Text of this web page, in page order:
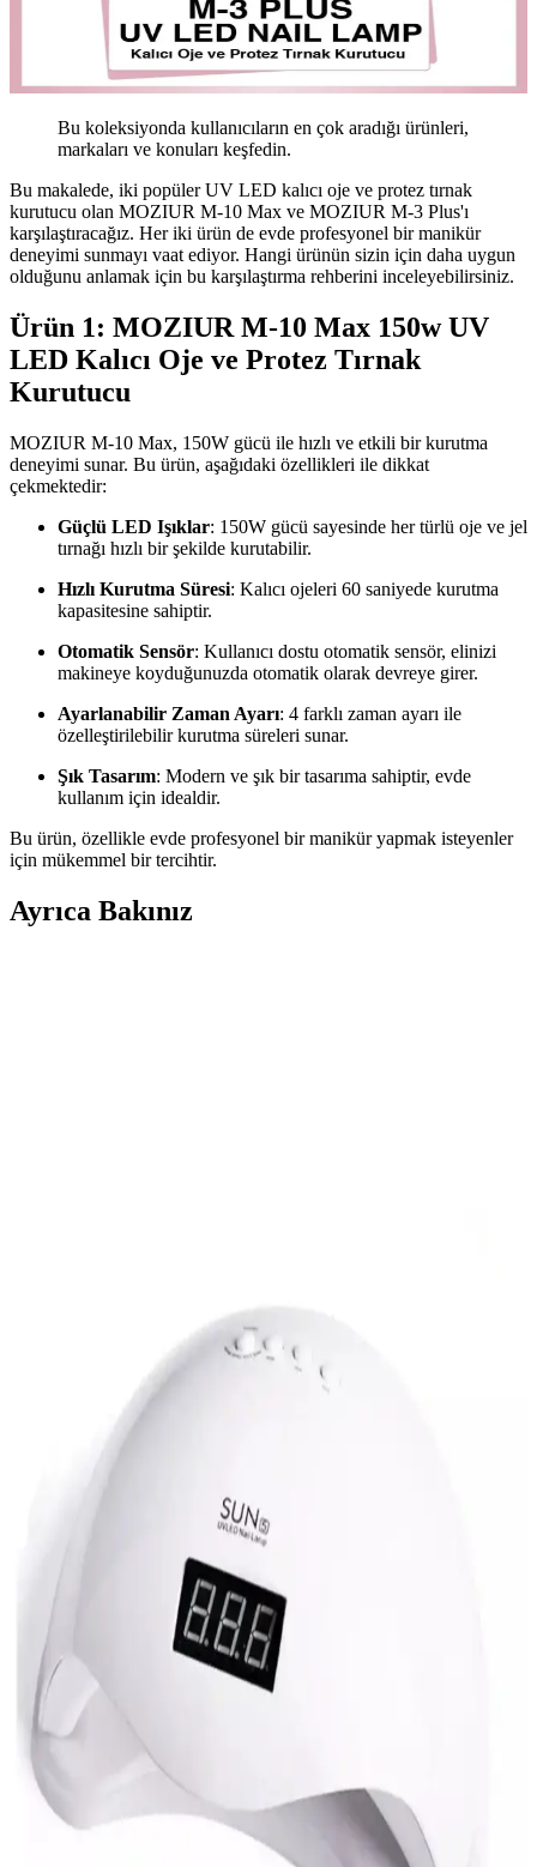
Bu koleksiyonda kullanıcıların en çok aradığı ürünleri,
markaları ve konuları keşfedin.
Bu makalede, iki popüler UV LED kalıcı oje ve protez tırnak
kurutucu olan MOZIUR M-10 Max ve MOZIUR M-3 Plus'ı
karşılaştıracağız. Her iki ürün de evde profesyonel bir manikür
deneyimi sunmayı vaat ediyor. Hangi ürünün sizin için daha uygun
olduğunu anlamak için bu karşılaştırma rehberini inceleyebilirsiniz.
Ürün 1: MOZIUR M-10 Max 150w UV
LED Kalıcı Oje ve Protez Tırnak
Kurutucu
MOZIUR M-10 Max, 150W gücü ile hızlı ve etkili bir kurutma
deneyimi sunar. Bu ürün, aşağıdaki özellikleri ile dikkat
çekmektedir:
Güçlü LED Işıklar: 150W gücü sayesinde her türlü oje ve jel
tırnağı hızlı bir şekilde kurutabilir.
Hızlı Kurutma Süresi: Kalıcı ojeleri 60 saniyede kurutma
kapasitesine sahiptir.
Otomatik Sensör: Kullanıcı dostu otomatik sensör, elinizi
makineye koyduğunuzda otomatik olarak devreye girer.
Ayarlanabilir Zaman Ayarı: 4 farklı zaman ayarı ile
özelleştirilebilir kurutma süreleri sunar.
Şık Tasarım: Modern ve şık bir tasarıma sahiptir, evde
kullanım için idealdir.
Bu ürün, özellikle evde profesyonel bir manikür yapmak isteyenler
için mükemmel bir tercihtir.
Ayrıca Bakınız
Nail Republic Click Shine L-10 UV/LED Tırnak
Kurutucu Profesyonel ve Taşınabilir Kullanım İçin
Nail Republic Click Shine L-10, şarjlı, taşınabilir ve hızlı kurutma
Güzellik Deposu Masa Sabitlemeli Poly Jel Üst Form
Tırnak Kurutucu UV LED Lamba
Güzellik sektöründe öne çıkan masa sabitlemeli UV LED tırnak
kurutucu, hızlı ve etkili kurutma sağlar, stabil kullanımıyla
profesyonel ve ev kullanımı için ideal bir çözümdür.
Aba Nails Mini UV LED Tırnak Kurutucu: Pratik
ve Hızlı Çözüm ile Ev ve Salon Kullanımı
Aba Nails Mini UV LED Lamba, hafif ve taşınabilir tasarımıyla
hızlı ve etkili tırnak kurutma sağlar, pil ile çalışır, ev ve salon
kullanımı için idealdir.
Canderel Mini Led Lamba ve Genel Markalar